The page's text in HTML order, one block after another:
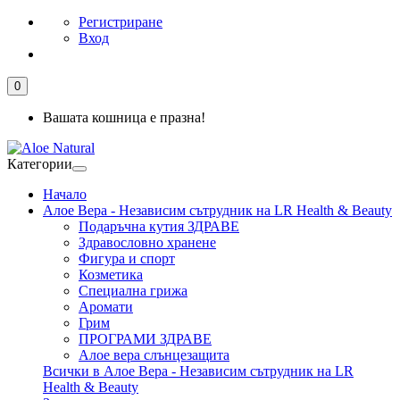
Регистриране
Вход
0
Вашата кошница е празна!
Категории
Начало
Алое Вера - Независим сътрудник на LR Health & Beauty
Подаръчна кутия ЗДРАВЕ
Здравословно хранене
Фигура и спорт
Козметика
Специална грижа
Аромати
Грим
ПРОГРАМИ ЗДРАВЕ
Алое вера слънцезащита
Всички в Алое Вера - Независим сътрудник на LR
Health & Beauty